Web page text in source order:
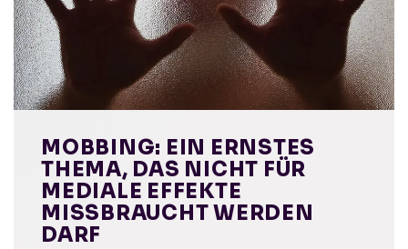
MOBBING: EIN ERNSTES
THEMA, DAS NICHT FÜR
MEDIALE EFFEKTE
MISSBRAUCHT WERDEN
DARF